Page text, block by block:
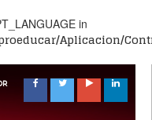
in
Aplicacion/